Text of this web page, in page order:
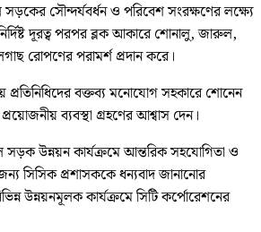
সড়কের সৌন্দর্যবর্ধন ও পরিবেশ সংরক্ষণের লক্ষ্যে
দূরত্ব পরপর ব্লক আকারে শোনালু, জারুল,
রোপণের পরামর্শ প্রদান করে।
প্রতিনিধিদের বক্তব্য মনোযোগ সহকারে শোনেন
ব্যবস্থা গ্রহণের আশ্বাস দেন।
সড়ক উন্নয়ন কার্যক্রমে আন্তরিক সহযোগিতা ও
সিসিক প্রশাসককে ধন্যবাদ জানানোর
উন্নয়নমূলক কার্যক্রমে সিটি কর্পোরেশনের